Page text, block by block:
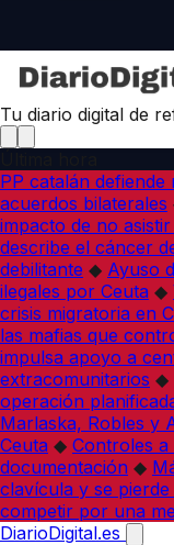
Tu diario digital de
PP catalán
acuerdos bilaterales
impacto de no
describe el cáncer
debilitante ◆ Ayuso
ilegales por Ceuta ◆
crisis migratoria en
las mafias que
impulsa apoyo a
extracomunitarios ◆
operación
Marlaska, Robles y
Ceuta ◆ Controles a
documentación ◆
clavícula y se
competir por una
DiarioDigital.es